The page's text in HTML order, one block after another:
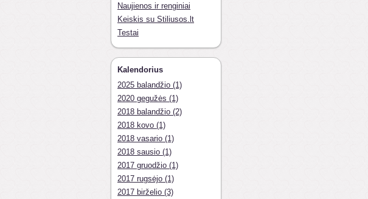
Naujienos ir renginiai
Keiskis su Stiliusos.lt
Testai
Kalendorius
2025 balandžio (1)
2020 gegužės (1)
2018 balandžio (2)
2018 kovo (1)
2018 vasario (1)
2018 sausio (1)
2017 gruodžio (1)
2017 rugsėjo (1)
2017 birželio (3)